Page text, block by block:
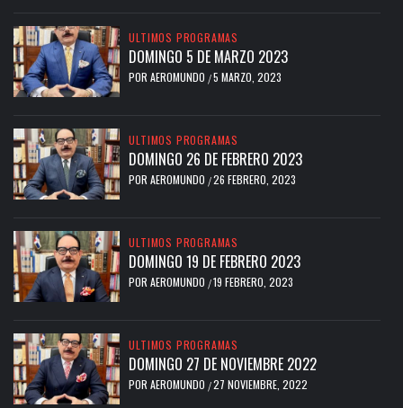
ULTIMOS PROGRAMAS
DOMINGO 5 DE MARZO 2023
POR AEROMUNDO /5 MARZO, 2023
ULTIMOS PROGRAMAS
DOMINGO 26 DE FEBRERO 2023
POR AEROMUNDO /26 FEBRERO, 2023
ULTIMOS PROGRAMAS
DOMINGO 19 DE FEBRERO 2023
POR AEROMUNDO /19 FEBRERO, 2023
ULTIMOS PROGRAMAS
DOMINGO 27 DE NOVIEMBRE 2022
POR AEROMUNDO /27 NOVIEMBRE, 2022